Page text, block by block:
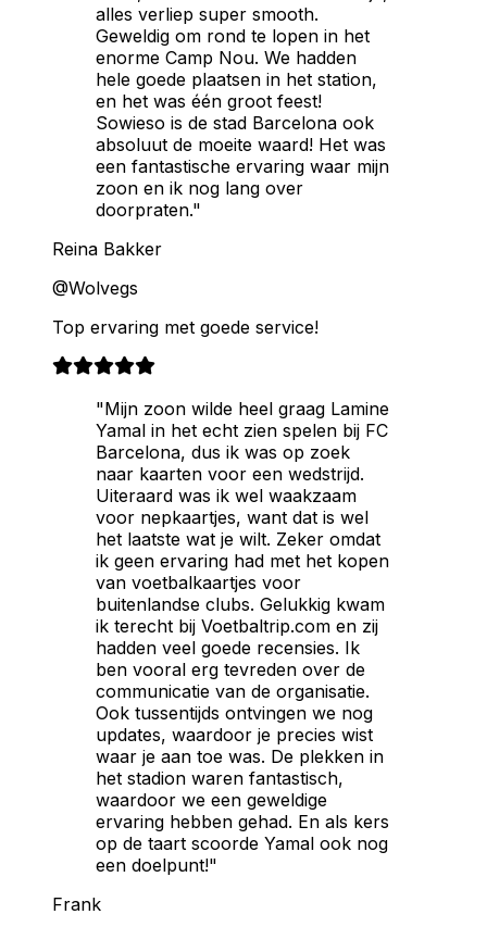
alles verliep super smooth.
Geweldig om rond te lopen in het
enorme Camp Nou. We hadden
hele goede plaatsen in het station,
en het was één groot feest!
Sowieso is de stad Barcelona ook
absoluut de moeite waard! Het was
een fantastische ervaring waar mijn
zoon en ik nog lang over
doorpraten."
Reina Bakker
@Wolvegs
Top ervaring met goede service!
"Mijn zoon wilde heel graag Lamine
Yamal in het echt zien spelen bij FC
Barcelona, dus ik was op zoek
naar kaarten voor een wedstrijd.
Uiteraard was ik wel waakzaam
voor nepkaartjes, want dat is wel
het laatste wat je wilt. Zeker omdat
ik geen ervaring had met het kopen
van voetbalkaartjes voor
buitenlandse clubs. Gelukkig kwam
ik terecht bij Voetbaltrip.com en zij
hadden veel goede recensies. Ik
ben vooral erg tevreden over de
communicatie van de organisatie.
Ook tussentijds ontvingen we nog
updates, waardoor je precies wist
waar je aan toe was. De plekken in
het stadion waren fantastisch,
waardoor we een geweldige
ervaring hebben gehad. En als kers
op de taart scoorde Yamal ook nog
een doelpunt!"
Frank